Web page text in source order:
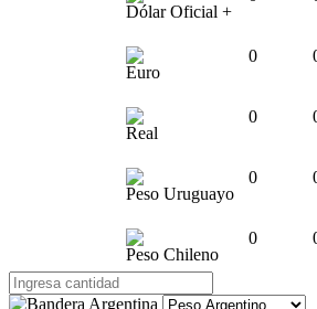
Dólar Oficial +
Euro
0
Real
0
Peso Uruguayo
0
Peso Chileno
0